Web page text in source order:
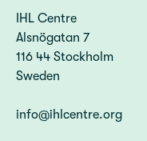
IHL Centre
Alsnögatan 7
116 44 Stockholm
Sweden
info@ihlcentre.org